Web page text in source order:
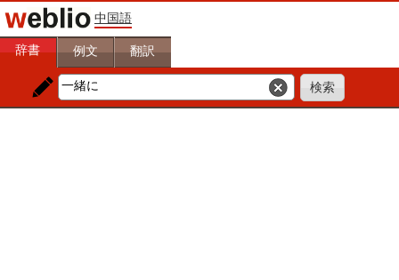
中国語
辞書 例文 翻訳